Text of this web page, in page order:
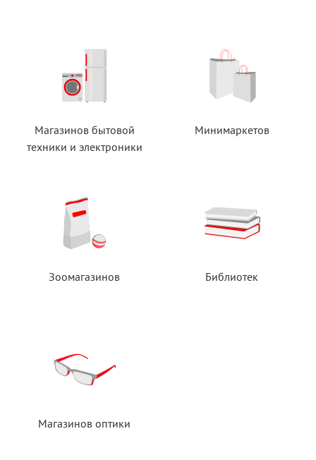
Магазинов бытовой
техники и электроники
Минимаркетов
Зоомагазинов Библиотек
Магазинов оптики